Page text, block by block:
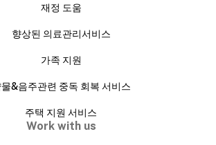
재정 도움
향상된 의료관리서비스
가족 지원
물&음주관련 중독 회복 서비스
주택 지원 서비스
Work with us